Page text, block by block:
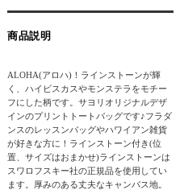
商品説明
ALOHA(アロハ)！ラインストーンが輝
く、ハイビスカスやモンステラをモチー
フにした柄です。サヨリオリジナルデザ
インのプリントトートバッグです♪フラダ
ンスのレッスンバッグやハワイアン雑貨
が好きな方に！ラインストーン付き(位
置、サイズはおまかせ)ラインストーンは
スワロフスキー社の正規品を使用してい
ます。厚みのある丈夫なキャンバス地。